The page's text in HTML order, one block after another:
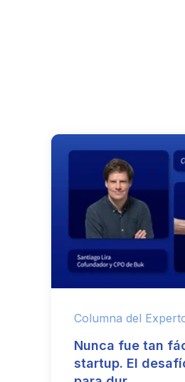
Columna del
Nunca fue tan
startup. El